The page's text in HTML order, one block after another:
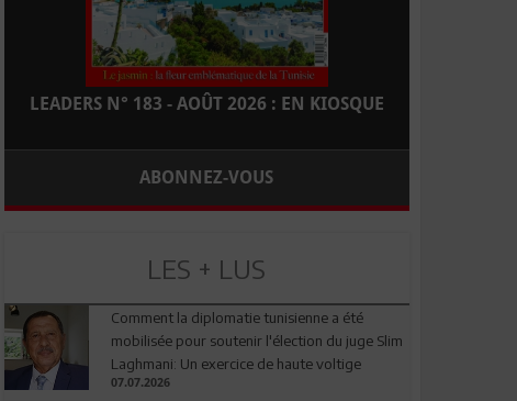
LEADERS N° 183 - AOÛT 2026 : EN KIOSQUE
ABONNEZ-VOUS
LES + LUS
Comment la diplomatie tunisienne a été
mobilisée pour soutenir l'élection du juge Slim
Laghmani: Un exercice de haute voltige
07.07.2026